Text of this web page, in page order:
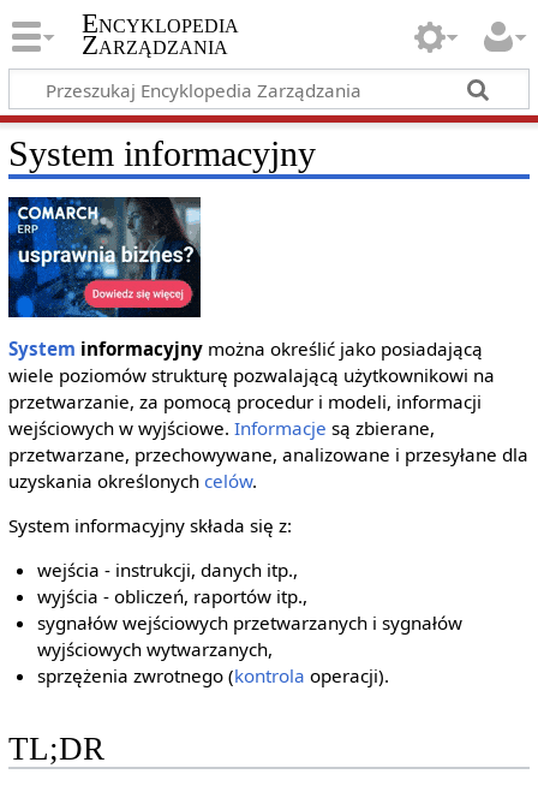
Encyklopedia
Zarządzania
System informacyjny
System informacyjnymożna określić jako posiadającą
wiele poziomów strukturę pozwalającą użytkownikowi na
przetwarzanie, za pomocą procedur i modeli, informacji
wejściowych w wyjściowe. Informacje są zbierane,
przetwarzane, przechowywane, analizowane i przesyłane dla
uzyskania określonych celów.
System informacyjny składa się z:
wejścia - instrukcji, danych itp.,
wyjścia - obliczeń, raportów itp.,
sygnałów wejściowych przetwarzanych i sygnałów
wyjściowych wytwarzanych,
sprzężenia zwrotnego (kontrola operacji).
TL;DR